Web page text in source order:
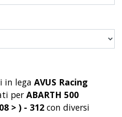
in lega AVUS Racing
per ABARTH 500
> ) - 312 con diversi